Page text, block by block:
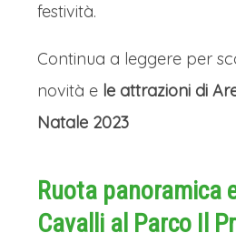
festività.
Continua a leggere per
novità e le attrazioni di
Natale 2023
Ruota panoramica
Cavalli al Parco Il